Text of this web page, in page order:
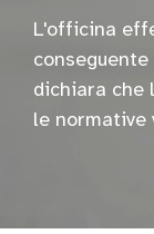
L'officina
dichiara che
le normative